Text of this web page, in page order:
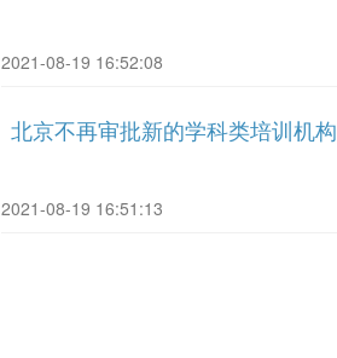
2021-08-19 16:52:08
北京不再审批新的学科类培训机
2021-08-19 16:51:13